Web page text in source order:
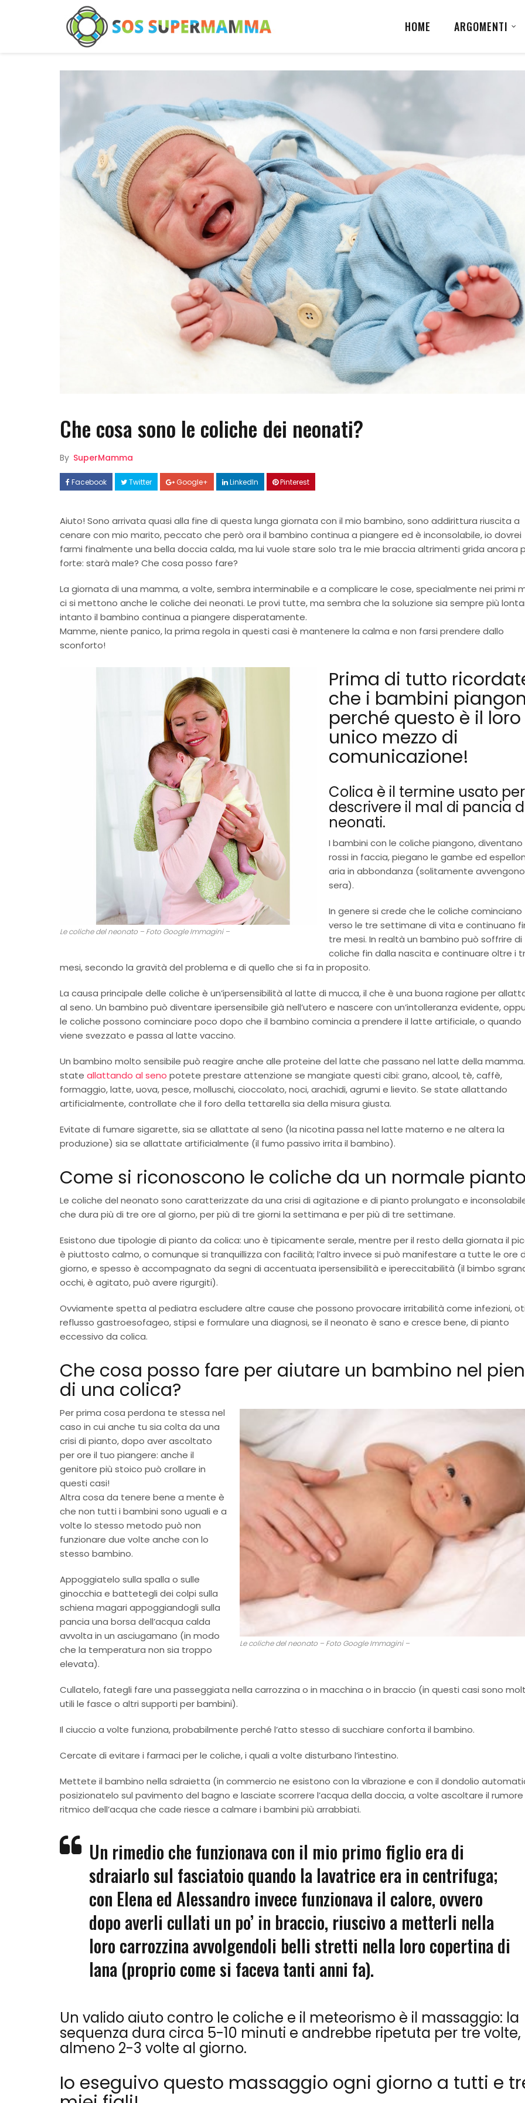
HOME ARGOMENTI
Che cosa sono le coliche dei neonati?
By SuperMamma
Facebook Twitter Google+ LinkedIn Pinterest
Aiuto! Sono arrivata quasi alla fine di questa lunga giornata con il mio bambino, sono addirittura riuscita a
cenare con mio marito, peccato che però ora il bambino continua a piangere ed è inconsolabile, io dovrei
farmi finalmente una bella doccia calda, ma lui vuole stare solo tra le mie braccia altrimenti grida ancora
forte: starà male? Che cosa posso fare?
La giornata di una mamma, a volte, sembra interminabile e a complicare le cose, specialmente nei primi
ci si mettono anche le coliche dei neonati. Le provi tutte, ma sembra che la soluzione sia sempre più
intanto il bambino continua a piangere disperatamente.
Mamme, niente panico, la prima regola in questi casi è mantenere la calma e non farsi prendere dallo
sconforto!
Le coliche del neonato – Foto Google Immagini –
Prima di tutto
che i bambini
perché questo è il loro
unico mezzo di
comunicazione!
Colica è il termine usato per
descrivere il mal di pancia
neonati.
I bambini con le coliche piangono, diventano
rossi in faccia, piegano le gambe ed
aria in abbondanza (solitamente
sera).
In genere si crede che le coliche cominciano
verso le tre settimane di vita e continuano
tre mesi. In realtà un bambino può soffrire di
coliche fin dalla nascita e continuare oltre i
mesi, secondo la gravità del problema e di quello che si fa in proposito.
La causa principale delle coliche è un’ipersensibilità al latte di mucca, il che è una buona ragione per
al seno. Un bambino può diventare ipersensibile già nell’utero e nascere con un’intolleranza evidente,
le coliche possono cominciare poco dopo che il bambino comincia a prendere il latte artificiale, o quando
viene svezzato e passa al latte vaccino.
Un bambino molto sensibile può reagire anche alle proteine del latte che passano nel latte della
state allattando al seno potete prestare attenzione se mangiate questi cibi: grano, alcool, tè, caffè,
formaggio, latte, uova, pesce, molluschi, cioccolato, noci, arachidi, agrumi e lievito. Se state allattando
artificialmente, controllate che il foro della tettarella sia della misura giusta.
Evitate di fumare sigarette, sia se allattate al seno (la nicotina passa nel latte materno e ne altera la
produzione) sia se allattate artificialmente (il fumo passivo irrita il bambino).
Come si riconoscono le coliche da un normale
Le coliche del neonato sono caratterizzate da una crisi di agitazione e di pianto prolungato e
che dura più di tre ore al giorno, per più di tre giorni la settimana e per più di tre settimane.
Esistono due tipologie di pianto da colica: uno è tipicamente serale, mentre per il resto della giornata il
è piuttosto calmo, o comunque si tranquillizza con facilità; l’altro invece si può manifestare a tutte le ore
giorno, e spesso è accompagnato da segni di accentuata ipersensibilità e ipereccitabilità (il bimbo
occhi, è agitato, può avere rigurgiti).
Ovviamente spetta al pediatra escludere altre cause che possono provocare irritabilità come infezioni,
reflusso gastroesofageo, stipsi e formulare una diagnosi, se il neonato è sano e cresce bene, di pianto
eccessivo da colica.
Che cosa posso fare per aiutare un bambino nel
di una colica?
Le coliche del neonato – Foto Google Immagini –
Per prima cosa perdona te stessa nel
caso in cui anche tu sia colta da una
crisi di pianto, dopo aver ascoltato
per ore il tuo piangere: anche il
genitore più stoico può crollare in
questi casi!
Altra cosa da tenere bene a mente è
che non tutti i bambini sono uguali e a
volte lo stesso metodo può non
funzionare due volte anche con lo
stesso bambino.
Appoggiatelo sulla spalla o sulle
ginocchia e battetegli dei colpi sulla
schiena magari appoggiandogli sulla
pancia una borsa dell’acqua calda
avvolta in un asciugamano (in modo
che la temperatura non sia troppo
elevata).
Cullatelo, fategli fare una passeggiata nella carrozzina o in macchina o in braccio (in questi casi sono
utili le fasce o altri supporti per bambini).
Il ciuccio a volte funziona, probabilmente perché l’atto stesso di succhiare conforta il bambino.
Cercate di evitare i farmaci per le coliche, i quali a volte disturbano l’intestino.
Mettete il bambino nella sdraietta (in commercio ne esistono con la vibrazione e con il dondolio
posizionatelo sul pavimento del bagno e lasciate scorrere l’acqua della doccia, a volte ascoltare il rumore
ritmico dell’acqua che cade riesce a calmare i bambini più arrabbiati.
Un rimedio che funzionava con il mio primo figlio era di
sdraiarlo sul fasciatoio quando la lavatrice era in centrifuga;
con Elena ed Alessandro invece funzionava il calore, ovvero
dopo averli cullati un po’ in braccio, riuscivo a metterli nella
loro carrozzina avvolgendoli belli stretti nella loro copertina di
lana (proprio come si faceva tanti anni fa).
Un valido aiuto contro le coliche e il meteorismo è il massaggio: la
sequenza dura circa 5-10 minuti e andrebbe ripetuta per tre volte,
almeno 2-3 volte al giorno.
Io eseguivo questo massaggio ogni giorno a tutti e